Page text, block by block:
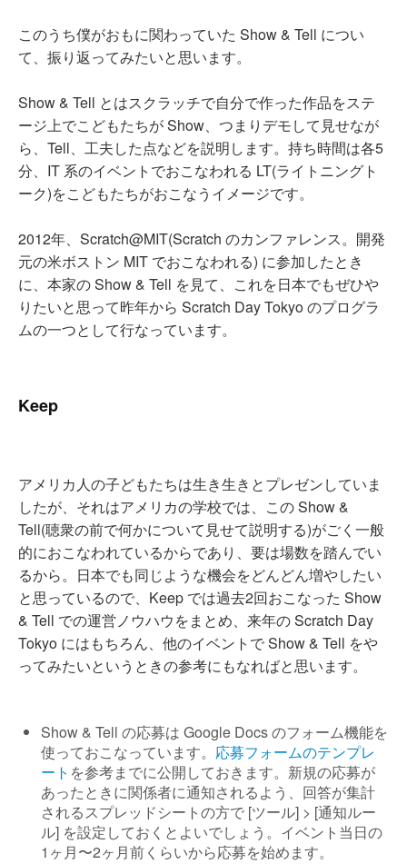
このうち僕がおもに関わっていた Show & Tell につい
て、振り返ってみたいと思います。
Show & Tell とはスクラッチで自分で作った作品をステ
ージ上でこどもたちが Show、つまりデモして見せなが
ら、Tell、工夫した点などを説明します。持ち時間は各5
分、IT 系のイベントでおこなわれる LT(ライトニングト
ーク)をこどもたちがおこなうイメージです。
2012年、Scratch@MIT(Scratch のカンファレンス。開発
元の米ボストン MIT でおこなわれる) に参加したとき
に、本家の Show & Tell を見て、これを日本でもぜひや
りたいと思って昨年から Scratch Day Tokyo のプログラ
ムの一つとして行なっています。
Keep
アメリカ人の子どもたちは生き生きとプレゼンしていま
したが、それはアメリカの学校では、この Show &
Tell(聴衆の前で何かについて見せて説明する)がごく一般
的におこなわれているからであり、要は場数を踏んでい
るから。日本でも同じような機会をどんどん増やしたい
と思っているので、Keep では過去2回おこなった Show
& Tell での運営ノウハウをまとめ、来年の Scratch Day
Tokyo にはもちろん、他のイベントで Show & Tell をや
ってみたいというときの参考にもなればと思います。
Show & Tell の応募は Google Docs のフォーム機能を
使っておこなっています。 応募フォームのテンプレ
ート を参考までに公開しておきます。新規の応募が
あったときに関係者に通知されるよう、回答が集計
されるスプレッドシートの方で [ツール] > [通知ルー
ル] を設定しておくとよいでしょう。イベント当日の
1ヶ月〜2ヶ月前くらいから応募を始めます。